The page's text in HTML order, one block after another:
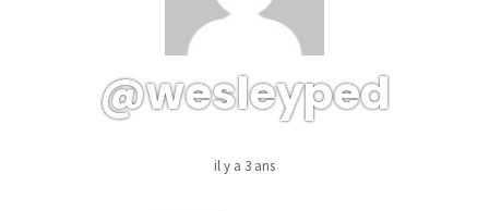
@wesleyped
il y a 3 ans